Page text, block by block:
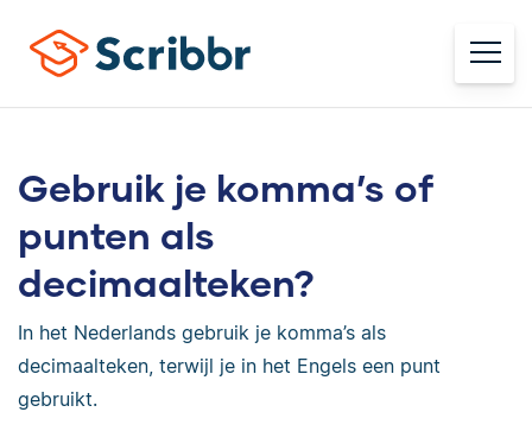
Gebruik je komma’s of
punten als
decimaalteken?
In het Nederlands gebruik je komma’s als
decimaalteken, terwijl je in het Engels een punt
gebruikt.